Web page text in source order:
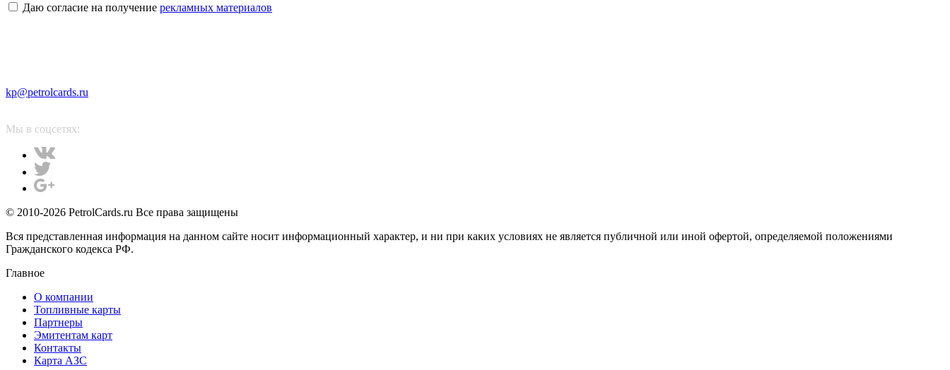
Даю согласие на получение рекламных материалов
kp@petrolcards.ru
Мы в соцсетях:
© 2010-2026 PetrolCards.ru Все права защищены
Вся представленная информация на данном сайте носит информационный характер, и ни при каких условиях не является публичной или иной офертой, определяемой положениями
Гражданского кодекса РФ.
Главное
О компании
Топливные карты
Партнеры
Эмитентам карт
Контакты
Карта АЗС